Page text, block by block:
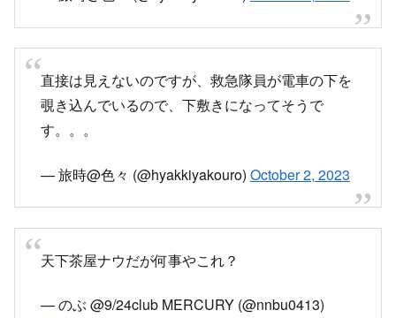
直接は見えないのですが、救急隊員が電車の下を
覗き込んでいるので、下敷きになってそうで
す。。。
— 旅時@色々 (@hyakkiyakouro) October 2, 2023
天下茶屋ナウだが何事やこれ？
— のぶ @9/24club MERCURY (@nnbu0413)